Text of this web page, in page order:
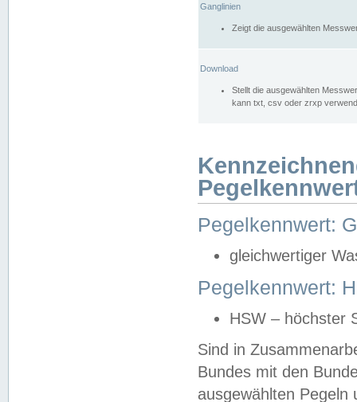
Ganglinien
Zeigt die ausgewählten
Download
Stellt die ausgewählten
kann txt, csv oder zrxp
Pegelkennwert:
gleichwertiger
Pegelkennwert:
HSW – höchster
Sind in
Bundes mit den
ausgewählten